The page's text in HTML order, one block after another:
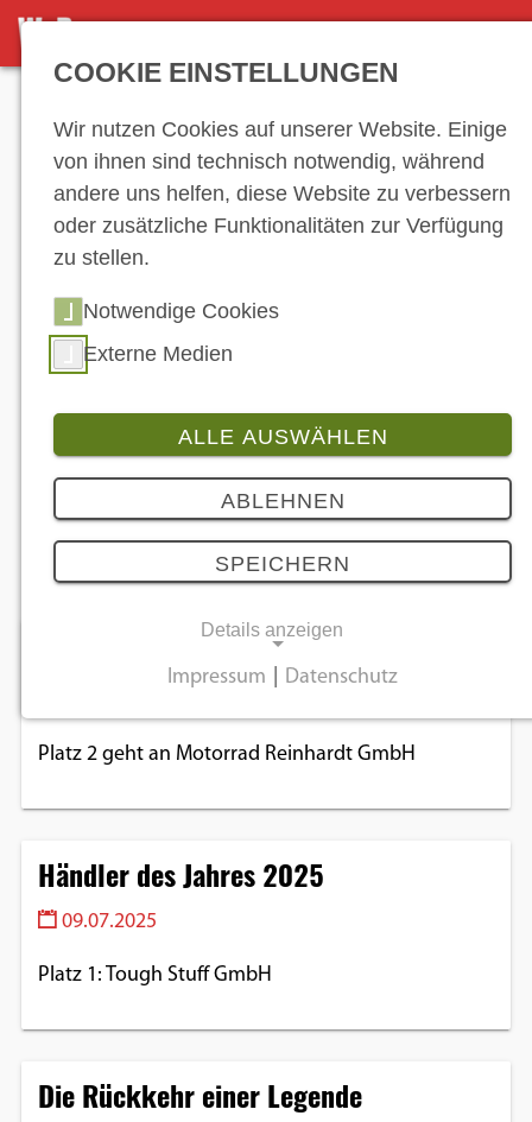
NEWS-ARCHIV
News-Archiv
1 2 3 4 5
12 13 14
29
32 33 34 35
38
39 40 …
Juli 2025
Händler des Jahres 2025
Platz 2 geht an Motorrad Reinhardt GmbH
Händler des Jahres 2025
09.07.2025
Platz 1: Tough Stuff GmbH
Die Rückkehr einer Legende
COOKIE EINSTELLUNGEN
Wir nutzen Cookies auf unserer Website. Einige
von ihnen sind technisch notwendig, während
andere uns helfen, diese Website zu verbessern
oder zusätzliche Funktionalitäten zur Verfügung
zu stellen.
Notwendige Cookies
Externe Medien
ALLE AUSWÄHLEN
ABLEHNEN
SPEICHERN
Details anzeigen
Notwendige Cookies ermöglichen
einwandfreie Funktion der Website
cookie_consent
Zweck:
Einverständnis-Optionen des Benutzers
Impressum Datenschutz